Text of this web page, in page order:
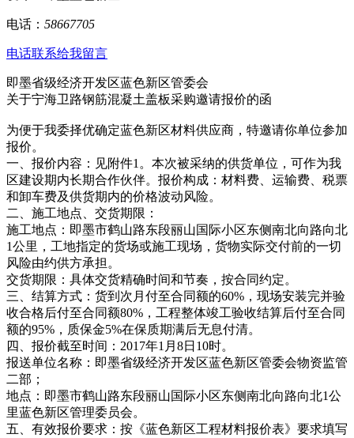
电话： 58667705
电话联系给我留言
即墨省级经济开发区蓝色新区管委会
关于宁海卫路钢筋混凝土盖板采购邀请报价的函
为便于我委择优确定蓝色新区材料供应商，特邀请你单位参加
报价。
一、报价内容：见附件1。本次被采纳的供货单位，可作为我
区建设期内长期合作伙伴。报价构成：材料费、运输费、税票
和卸车费及供货期内的价格波动风险。
二、施工地点、交货期限：
施工地点：即墨市鹤山路东段丽山国际小区东侧南北向路向北
1公里，工地指定的货场或施工现场，货物实际交付前的一切
风险由约供方承担。
交货期限：具体交货精确时间和节奏，按合同约定。
三、结算方式：货到次月付至合同额的60%，现场安装完并验
收合格后付至合同额80%，工程整体竣工验收结算后付至合同
额的95%，质保金5%在保质期满后无息付清。
四、报价截至时间：2017年1月8日10时。
报送单位名称：即墨省级经济开发区蓝色新区管委会物资监管
二部；
地点：即墨市鹤山路东段丽山国际小区东侧南北向路向北1公
里蓝色新区管理委员会。
五、有效报价要求：按《蓝色新区工程材料报价表》要求填写